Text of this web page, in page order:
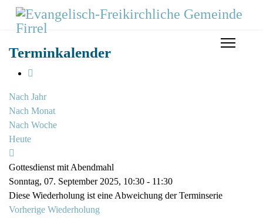
Terminkalender
Nach Jahr
Nach Monat
Nach Woche
Heute
Gottesdienst mit Abendmahl
Sonntag, 07. September 2025, 10:30 - 11:30
Diese Wiederholung ist eine Abweichung der Terminserie
Vorherige Wiederholung